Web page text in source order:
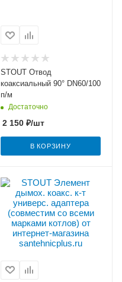
STOUT Отвод
коаксиальный 90° DN60/100
п/м
Достаточно
2 150₽/шт
В КОРЗИНУ